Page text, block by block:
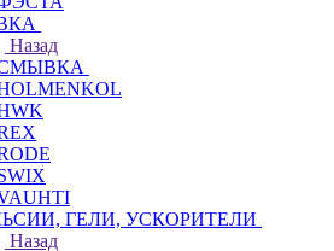
Назад
ГЕЛИ, УСКОРИТЕЛИ
Назад